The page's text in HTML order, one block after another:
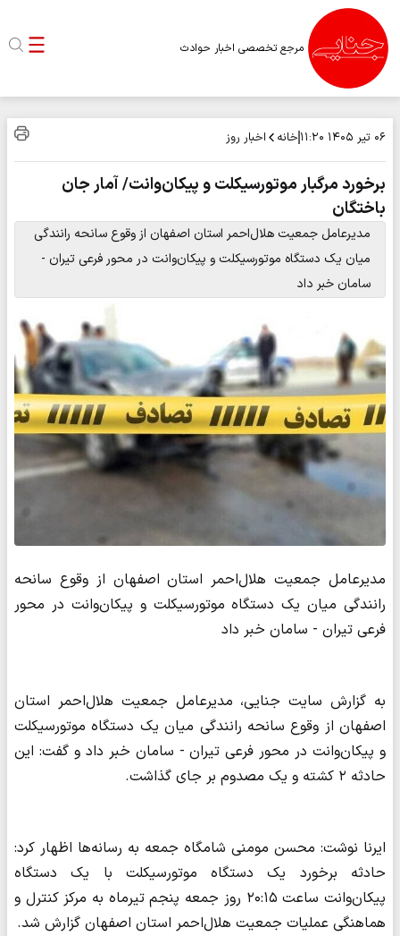
مرجع تخصصی اخبار حوادث
۰۶ تیر ۱۴۰۵ ۱۱:۲۰ خانه اخبار روز
برخورد مرگبار موتورسیکلت و پیکان‌وانت/ آمار جان
باختگان
مدیرعامل جمعیت هلال‌احمر استان اصفهان از وقوع سانحه رانندگی
میان یک دستگاه موتورسیکلت و پیکان‌وانت در محور فرعی تیران -
سامان خبر داد
مدیرعامل جمعیت هلال‌احمر استان اصفهان از وقوع سانحه
رانندگی میان یک دستگاه موتورسیکلت و پیکان‌وانت در محور
فرعی تیران - سامان خبر داد
به گزارش سایت جنایی، مدیرعامل جمعیت هلال‌احمر استان
اصفهان از وقوع سانحه رانندگی میان یک دستگاه موتورسیکلت
و پیکان‌وانت در محور فرعی تیران - سامان خبر داد و گفت: این
حادثه ۲ کشته و یک مصدوم بر جای گذاشت.
ایرنا نوشت: محسن مومنی شامگاه جمعه به رسانه‌ها اظهار کرد:
حادثه برخورد یک دستگاه موتورسیکلت با یک دستگاه
پیکان‌وانت ساعت ۲۰:۱۵ روز جمعه پنجم تیرماه به مرکز کنترل و
هماهنگی عملیات جمعیت هلال‌احمر استان اصفهان گزارش شد.